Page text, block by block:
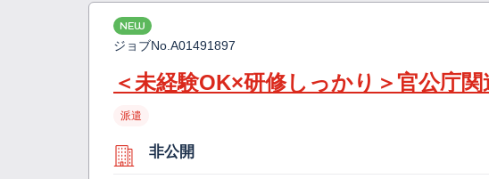
NEW
ジョブNo. A01491897
＜未経験OK×研修しっかり＞官公庁関
派遣
非公開